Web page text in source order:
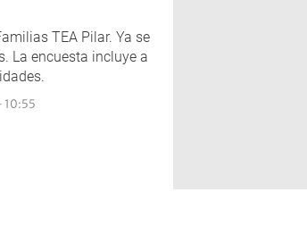
TEA Pilar. Ya se
La encuesta incluye a
10:55